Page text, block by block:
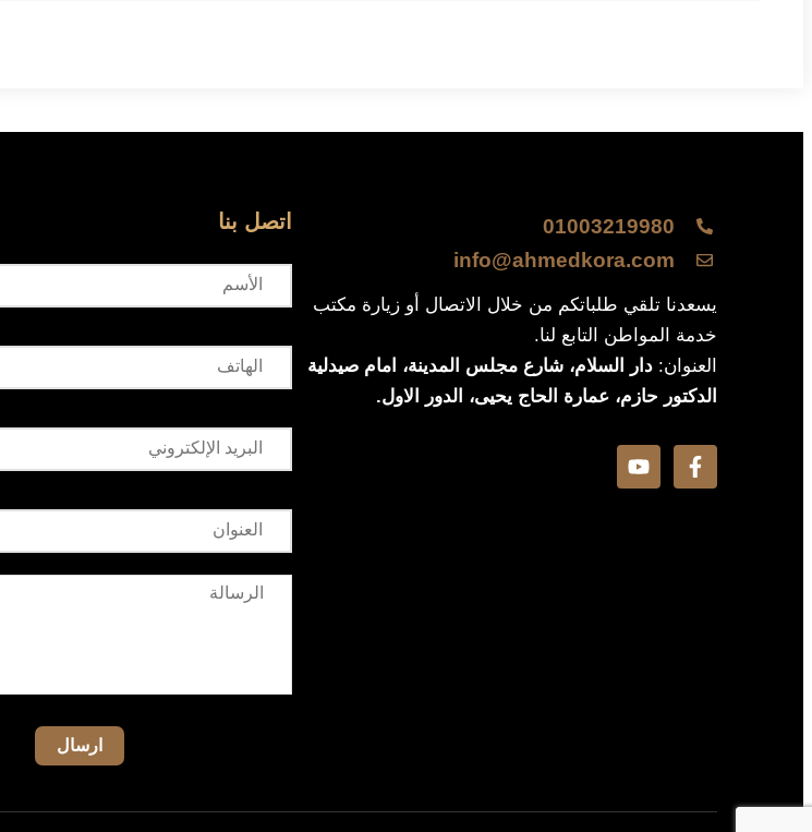
01003219980
info@ahmedkora.com
يسعدنا تلقي طلباتكم من خلال الاتصال أو زيارة مكتب
خدمة المواطن التابع لنا.
العنوان: دار السلام، شارع مجلس المدينة، امام صيدلية
الدكتور حازم، عمارة الحاج يحيى، الدور الاول.
اتصل بنا